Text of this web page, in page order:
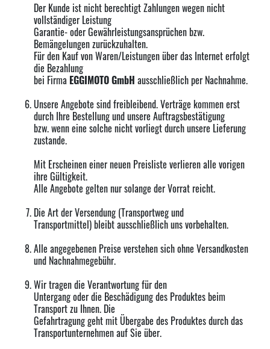
Der Kunde ist nicht berechtigt Zahlungen wegen nicht
vollständiger Leistung
Garantie- oder Gewährleistungsansprüchen bzw.
Bemängelungen zurückzuhalten.
Für den Kauf von Waren/Leistungen über das Internet erfolgt
die Bezahlung
bei Firma EGGIMOTOGmbH ausschließlich per Nachnahme.
Unsere Angebote sind freibleibend. Verträge kommen erst
durch Ihre Bestellung und unsere Auftragsbestätigung
bzw. wenn eine solche nicht vorliegt durch unsere Lieferung
zustande.
Mit Erscheinen einer neuen Preisliste verlieren alle vorigen
ihre Gültigkeit.
Alle Angebote gelten nur solange der Vorrat reicht.
Die Art der Versendung (Transportweg und
Transportmittel) bleibt ausschließlich uns vorbehalten.
Alle angegebenen Preise verstehen sich ohne Versandkosten
und Nachnahmegebühr.
Wir tragen die Verantwortung für den
Untergang oder die Beschädigung des Produktes beim
Transport zu Ihnen. Die
Gefahrtragung geht mit Übergabe des Produktes durch das
Transportunternehmen auf Sie über.